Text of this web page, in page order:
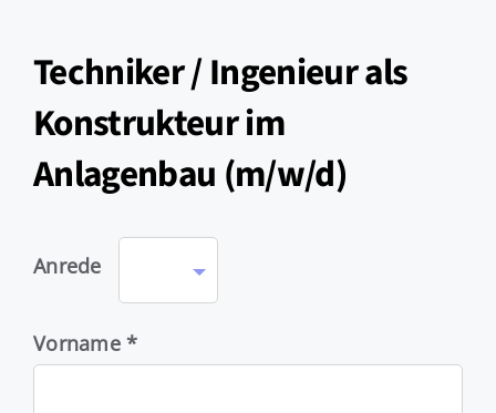
Techniker / Ingenieur als
Konstrukteur im
Anlagenbau (m/w/d)
Anrede
Vorname *